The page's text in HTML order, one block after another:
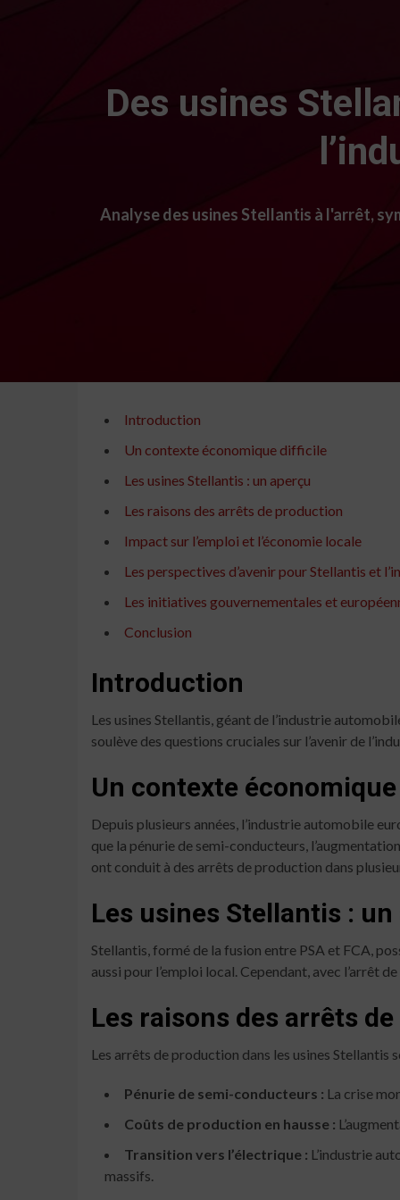
Des usines
Analyse des usines Stellantis à l'arrêt,
Introduction
Un contexte économique difficile
Les usines Stellantis : un aperçu
Les raisons des arrêts de production
Impact sur l’emploi et l’économie locale
Les perspectives d’avenir pour Stellantis et
Les initiatives gouvernementales et
Conclusion
Introduction
Les usines Stellantis, géant de l’industrie
soulève des questions cruciales sur l’avenir de
Un contexte
Depuis plusieurs années, l’industrie automobile
que la pénurie de semi-conducteurs,
ont conduit à des arrêts de production dans
Les usines Stellantis : un
Stellantis, formé de la fusion entre PSA et FCA,
aussi pour l’emploi local. Cependant, avec l’arrêt
Les raisons des arrêts
Les arrêts de production dans les usines Stellantis
Pénurie de semi-conducteurs : La crise
Coûts de production en hausse :
Transition vers l’électrique : L’industrie
massifs.